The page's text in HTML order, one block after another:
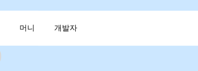
머니 개발자